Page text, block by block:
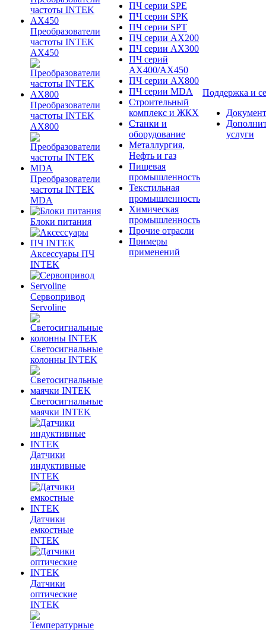
Преобразователи
частоты INTEK
AX450
Преобразователи
частоты INTEK
AX800
Преобразователи
частоты INTEK
MDA
Блоки питания
Аксессуары ПЧ
INTEK
Сервопривод
Servoline
Светосигнальные
колонны INTEK
Светосигнальные
маячки INTEK
Датчики
индуктивные
INTEK
Датчики
емкостные
INTEK
Датчики
оптические
INTEK
ПЧ серии SPE
ПЧ серии SPK
ПЧ серии SPT
ПЧ серии AX200
ПЧ серии AX300
ПЧ серий
AX400/AX450
ПЧ серии AX800
ПЧ серии MDA
Строительный
комплекс и ЖКХ
Станки и
оборудование
Металлургия,
Нефть и газ
Пищевая
промышленность
Текстильная
промышленность
Химическая
промышленность
Прочие отрасли
Примеры
применений
Поддержка и
услуги